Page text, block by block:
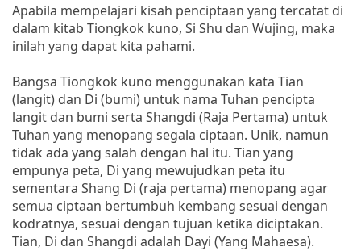
Apabila mempelajari kisah penciptaan yang tercatat di
dalam kitab Tiongkok kuno, Si Shu dan Wujing, maka
inilah yang dapat kita pahami.
Bangsa Tiongkok kuno menggunakan kata Tian
(langit) dan Di (bumi) untuk nama Tuhan pencipta
langit dan bumi serta Shangdi (Raja Pertama) untuk
Tuhan yang menopang segala ciptaan. Unik, namun
tidak ada yang salah dengan hal itu. Tian yang
empunya peta, Di yang mewujudkan peta itu
sementara Shang Di (raja pertama) menopang agar
semua ciptaan bertumbuh kembang sesuai dengan
kodratnya, sesuai dengan tujuan ketika diciptakan.
Tian, Di dan Shangdi adalah Dayi (Yang Mahaesa).